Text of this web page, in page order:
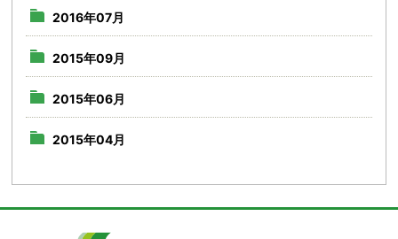
2016年07月
2015年09月
2015年06月
2015年04月